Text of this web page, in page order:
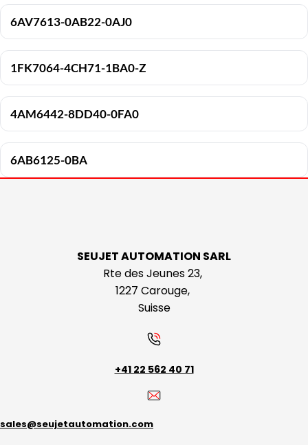
6AV7613-0AB22-0AJ0
1FK7064-4CH71-1BA0-Z
4AM6442-8DD40-0FA0
6AB6125-0BA
SEUJET AUTOMATION SARL
Rte des Jeunes 23,
1227 Carouge,
Suisse
+41 22 562 40 71
sales@seujetautomation.com